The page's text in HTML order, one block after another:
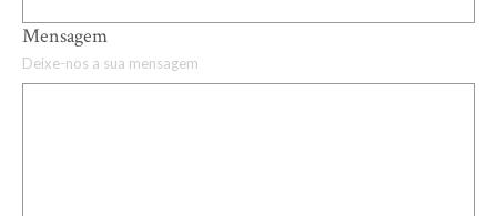
Mensagem
Deixe-nos a sua mensagem